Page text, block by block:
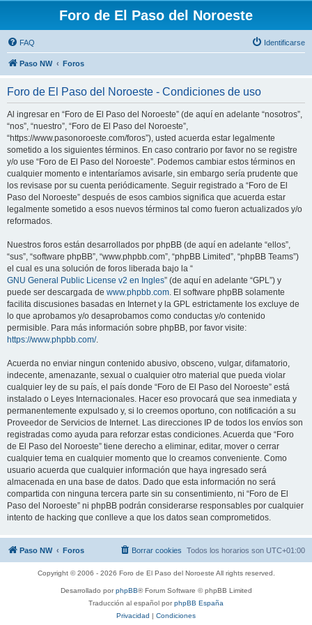
Foro de El Paso del Noroeste
FAQ Identificarse
Paso NW Foros
Foro de El Paso del Noroeste - Condiciones de uso
Al ingresar en “Foro de El Paso del Noroeste” (de aquí en adelante “nosotros”,
“nos”, “nuestro”, “Foro de El Paso del Noroeste”,
“https://www.pasonoroeste.com/foros”), usted acuerda estar legalmente
sometido a los siguientes términos. En caso contrario por favor no se registre
y/o use “Foro de El Paso del Noroeste”. Podemos cambiar estos términos en
cualquier momento e intentaríamos avisarle, sin embargo sería prudente que
los revisase por su cuenta periódicamente. Seguir registrado a “Foro de El
Paso del Noroeste” después de esos cambios significa que acuerda estar
legalmente sometido a esos nuevos términos tal como fueron actualizados y/o
reformados.
Nuestros foros están desarrollados por phpBB (de aquí en adelante “ellos”,
“sus”, “software phpBB”, “www.phpbb.com”, “phpBB Limited”, “phpBB Teams”)
el cual es una solución de foros liberada bajo la “
GNU General Public License v2 en Ingles” (de aquí en adelante “GPL”) y
puede ser descargada de www.phpbb.com. El software phpBB solamente
facilita discusiones basadas en Internet y la GPL estrictamente los excluye de
lo que aprobamos y/o desaprobamos como conductas y/o contenido
permisible. Para más información sobre phpBB, por favor visite:
https://www.phpbb.com/.
Acuerda no enviar ningun contenido abusivo, obsceno, vulgar, difamatorio,
indecente, amenazante, sexual o cualquier otro material que pueda violar
cualquier ley de su país, el país donde “Foro de El Paso del Noroeste” está
instalado o Leyes Internacionales. Hacer eso provocará que sea inmediata y
permanentemente expulsado y, si lo creemos oportuno, con notificación a su
Proveedor de Servicios de Internet. Las direcciones IP de todos los envíos son
registradas como ayuda para reforzar estas condiciones. Acuerda que “Foro
de El Paso del Noroeste” tiene derecho a eliminar, editar, mover o cerrar
cualquier tema en cualquier momento que lo creamos conveniente. Como
usuario acuerda que cualquier información que haya ingresado será
almacenada en una base de datos. Dado que esta información no será
compartida con ninguna tercera parte sin su consentimiento, ni “Foro de El
Paso del Noroeste” ni phpBB podrán considerarse responsables por cualquier
intento de hacking que conlleve a que los datos sean comprometidos.
Paso NW Foros Todos los horarios son UTC+01:00
Borrar cookies
Copyright © 2006 - 2026 Foro de El Paso del Noroeste All rights reserved.
Desarrollado porphpBB® Forum Software © phpBB Limited
Traducción al español porphpBB España
Privacidad | Condiciones